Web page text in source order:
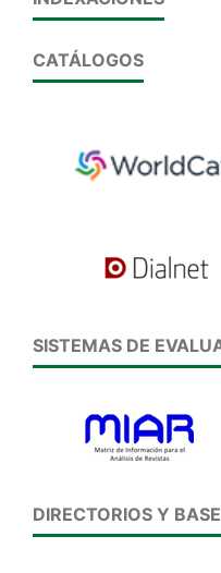
CATÁLOGOS
SISTEMAS DE
DIRECTORIOS Y